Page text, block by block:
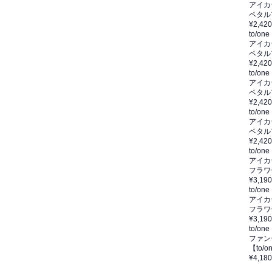
アイ
ペタ
¥2,420
to/one
アイ
ペタ
¥2,420
to/one
アイ
ペタ
¥2,420
to/one
アイ
ペタ
¥2,420
to/one
アイ
フラ
¥3,190
to/one
アイ
フラ
¥3,190
to/one
ファ
【to/
¥4,180